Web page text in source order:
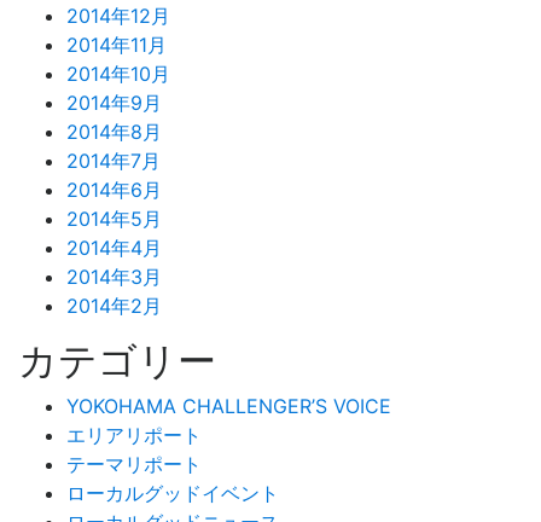
2014年12月
2014年11月
2014年10月
2014年9月
2014年8月
2014年7月
2014年6月
2014年5月
2014年4月
2014年3月
2014年2月
カテゴリー
YOKOHAMA CHALLENGER’S VOICE
エリアリポート
テーマリポート
ローカルグッドイベント